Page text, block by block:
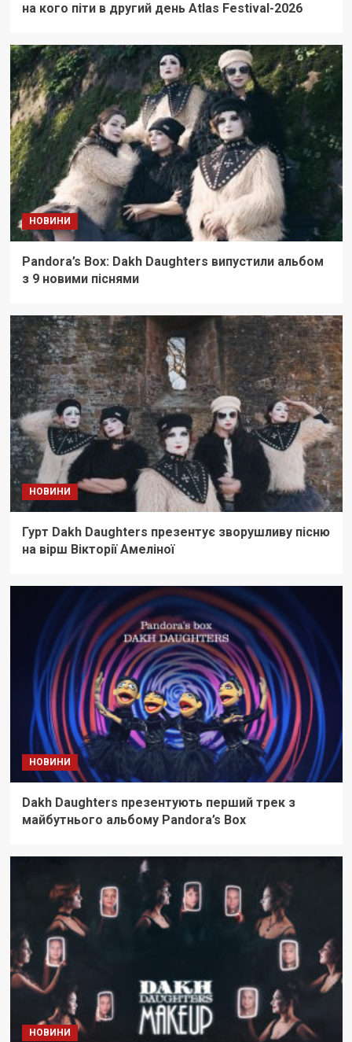
на кого піти в другий день Atlas Festival-2026
НОВИНИ
Pandora’s Box: Dakh Daughters випустили альбом
з 9 новими піснями
НОВИНИ
Гурт Dakh Daughters презентує зворушливу пісню
на вірш Вікторії Амеліної
НОВИНИ
Dakh Daughters презентують перший трек з
майбутнього альбому Pandora’s Box
НОВИНИ